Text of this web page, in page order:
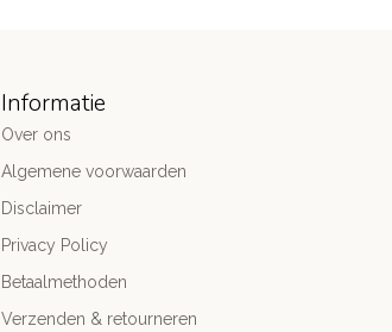
Informatie
Over ons
Algemene voorwaarden
Disclaimer
Privacy Policy
Betaalmethoden
Verzenden & retourneren